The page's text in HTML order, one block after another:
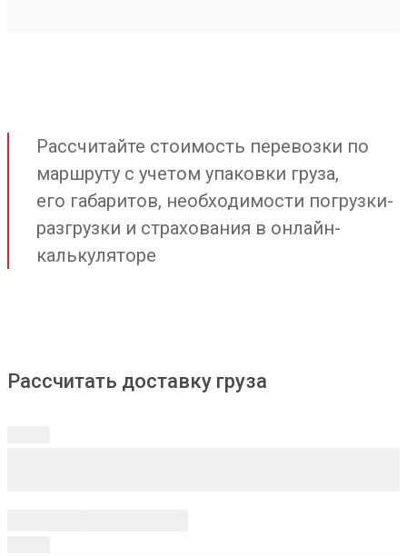
Рассчитайте стоимость перевозки по
маршруту с учетом упаковки груза,
его габаритов, необходимости погрузки-
разгрузки и страхования в онлайн-
калькуляторе
Рассчитать доставку груза